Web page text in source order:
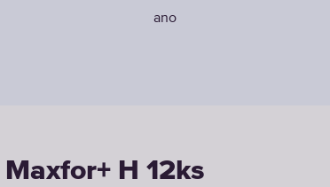
ano
H 12ks